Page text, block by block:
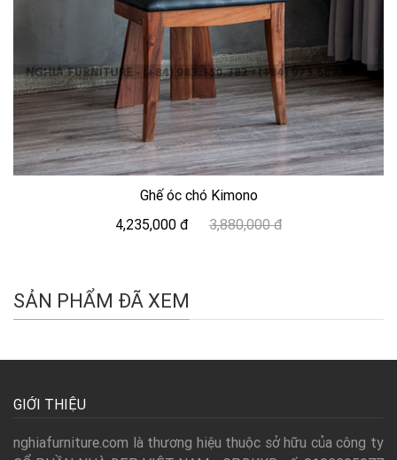
Ghế óc chó Kimono
4,235,000 đ
3,880,000 đ
SẢN PHẨM ĐÃ XEM
GIỚI THIỆU
nghiafurniture.com là thương hiệu thuộc sở hữu của công ty